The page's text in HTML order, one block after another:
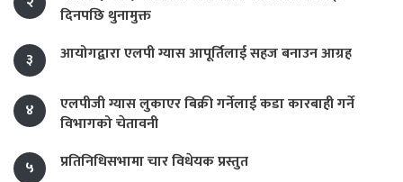
दिनपछि थुनामुक्त
३
आयोगद्वारा एलपी ग्यास आपूर्तिलाई सहज बनाउन आग्रह
४
एलपीजी ग्यास लुकाएर बिक्री गर्नेलाई कडा कारबाही गर्ने
विभागको चेतावनी
५
प्रतिनिधिसभामा चार विधेयक प्रस्तुत